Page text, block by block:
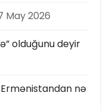
May 2026
olduğunu deyir
nə